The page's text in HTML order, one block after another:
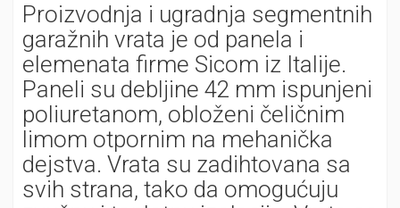
Proizvodnja i ugradnja segmentnih
garažnih vrata je od panela i
elemenata firme Sicom iz Italije.
Paneli su debljine 42 mm ispunjeni
poliuretanom, obloženi čeličnim
limom otpornim na mehanička
dejstva. Vrata su zadihtovana sa
svih strana, tako da omogućuju